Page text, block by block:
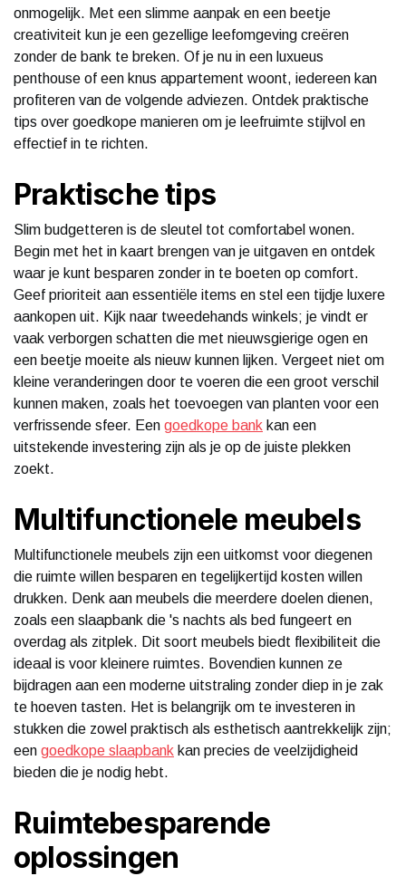
onmogelijk. Met een slimme aanpak en een beetje
creativiteit kun je een gezellige leefomgeving creëren
zonder de bank te breken. Of je nu in een luxueus
penthouse of een knus appartement woont, iedereen kan
profiteren van de volgende adviezen. Ontdek praktische
tips over goedkope manieren om je leefruimte stijlvol en
effectief in te richten.
Praktische tips
Slim budgetteren is de sleutel tot comfortabel wonen.
Begin met het in kaart brengen van je uitgaven en ontdek
waar je kunt besparen zonder in te boeten op comfort.
Geef prioriteit aan essentiële items en stel een tijdje luxere
aankopen uit. Kijk naar tweedehands winkels; je vindt er
vaak verborgen schatten die met nieuwsgierige ogen en
een beetje moeite als nieuw kunnen lijken. Vergeet niet om
kleine veranderingen door te voeren die een groot verschil
kunnen maken, zoals het toevoegen van planten voor een
verfrissende sfeer. Een goedkope bank kan een
uitstekende investering zijn als je op de juiste plekken
zoekt.
Multifunctionele meubels
Multifunctionele meubels zijn een uitkomst voor diegenen
die ruimte willen besparen en tegelijkertijd kosten willen
drukken. Denk aan meubels die meerdere doelen dienen,
zoals een slaapbank die 's nachts als bed fungeert en
overdag als zitplek. Dit soort meubels biedt flexibiliteit die
ideaal is voor kleinere ruimtes. Bovendien kunnen ze
bijdragen aan een moderne uitstraling zonder diep in je zak
te hoeven tasten. Het is belangrijk om te investeren in
stukken die zowel praktisch als esthetisch aantrekkelijk zijn;
een goedkope slaapbank kan precies de veelzijdigheid
bieden die je nodig hebt.
Ruimtebesparende
oplossingen